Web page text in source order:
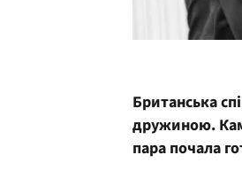
Британська
дружиною.
пара почала